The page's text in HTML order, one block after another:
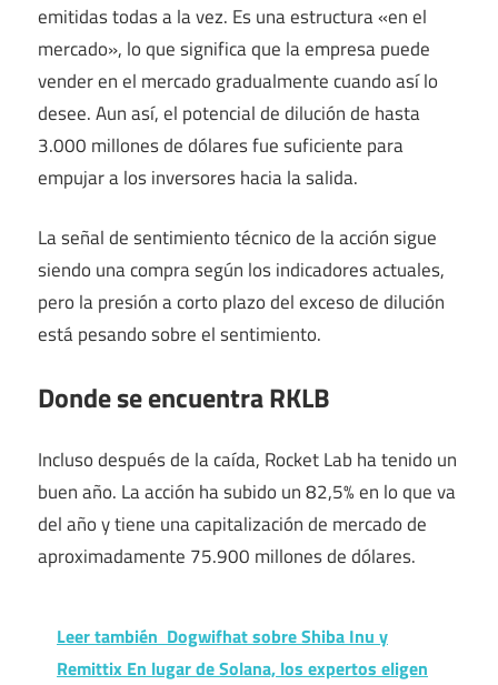
emitidas todas a la vez. Es una estructura «en el
mercado», lo que significa que la empresa puede
vender en el mercado gradualmente cuando así lo
desee. Aun así, el potencial de dilución de hasta
3.000 millones de dólares fue suficiente para
empujar a los inversores hacia la salida.
La señal de sentimiento técnico de la acción sigue
siendo una compra según los indicadores actuales,
pero la presión a corto plazo del exceso de dilución
está pesando sobre el sentimiento.
Donde se encuentra RKLB
Incluso después de la caída, Rocket Lab ha tenido un
buen año. La acción ha subido un 82,5% en lo que va
del año y tiene una capitalización de mercado de
aproximadamente 75.900 millones de dólares.
Leer también Dogwifhat sobre Shiba Inu y
Remittix En lugar de Solana, los expertos eligen